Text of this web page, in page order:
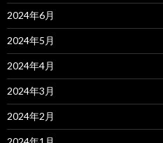
2024年6月
2024年5月
2024年4月
2024年3月
2024年2月